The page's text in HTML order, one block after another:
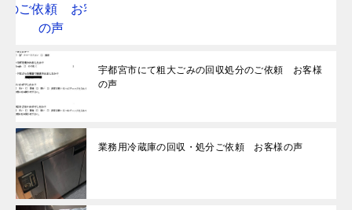
宇都宮市にて粗大ごみの回収処分のご依頼 お客様
の声
業務用冷蔵庫の回収・処分ご依頼 お客様の声